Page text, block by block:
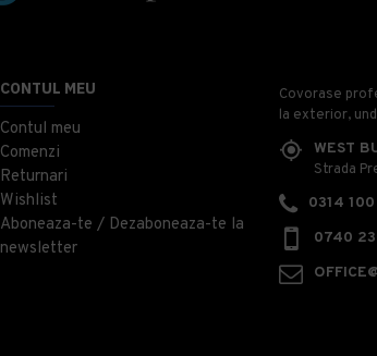
CONTUL MEU
Contul meu
Comenzi
Returnari
Wishlist
Aboneaza-te / Dezaboneaza-te la
newsletter
Covorase
la exterior,
WEST
Strada
0314 100
0740